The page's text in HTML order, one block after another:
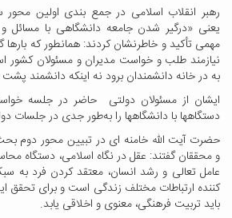
رهبر انقلاب اسلامی در جمع بندی اولین
یعنی «درگیر شدن جامعه دانشگاهی با مسائل
مهمی تأکید و خاطرنشان کردند: همانطور که
نیازمند طلب و خواست مدیران و مسئولان کشور
به در خانه دانشمندان برود نه اینکه دانشمند
ایشان از مسئولان دولتی حاضر در جلسه
دستگاهها با دانشگاهها را به‌طور جدی در جلسات
حضرت آیت الله خامنه ای در تبیین محور دوم
و محققان گفتند: عقل در نگاه اسلامی، دستگاه
عامل تعالی و رشد انسان، معتقد کردن فرد به
کننده ارتباطات مختلف زندگی است و برای تحقق
باید تربیت فرهنگی، معنوی و اخلاقی یابد.